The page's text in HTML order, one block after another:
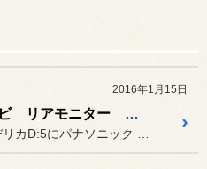
2016年1月15日
デリカD:5 ナビ リアモニター リアカメラ 取付